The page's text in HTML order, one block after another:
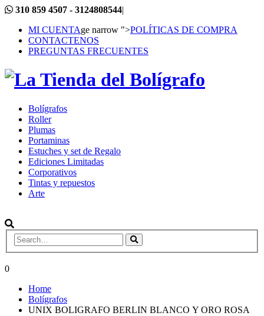
310 859 4507 - 3124808544|
MI CUENTAge narrow ">POLÍTICAS DE COMPRA
CONTACTENOS
PREGUNTAS FRECUENTES
Bolígrafos
Roller
Plumas
Portaminas
Estuches y set de Regalo
Ediciones Limitadas
Corporativos
Tintas y repuestos
Arte
0
Home
Bolígrafos
UNIX BOLIGRAFO BERLIN BLANCO Y ORO ROSA